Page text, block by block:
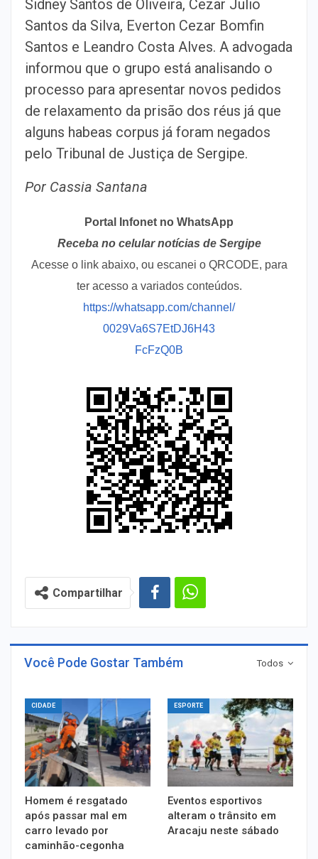
Sidney Santos de Oliveira, Cezar Julio
Santos da Silva, Everton Cezar Bomfin
Santos e Leandro Costa Alves. A advogada
informou que o grupo está analisando o
processo para apresentar novos pedidos
de relaxamento da prisão dos réus já que
alguns habeas corpus já foram negados
pelo Tribunal de Justiça de Sergipe.
Por Cassia Santana
Portal Infonet no WhatsApp
Receba no celular notícias de Sergipe
Acesse o link abaixo, ou escanei o QRCODE, para
ter acesso a variados conteúdos.
https://whatsapp.com/channel/
0029Va6S7EtDJ6H43
FcFzQ0B
Compartilhar
Todos
Você Pode Gostar Também
CIDADE
Homem é resgatado
após passar mal em
carro levado por
caminhão-cegonha
ESPORTE
Eventos esportivos
alteram o trânsito em
Aracaju neste sábado